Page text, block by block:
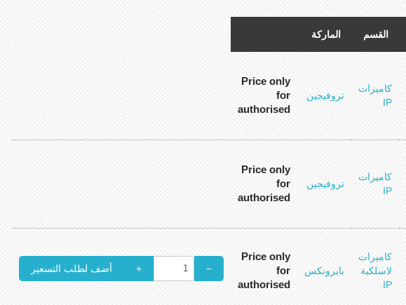
القسم الماركة
كاميرات
IP
تروفيجين
Price only
for
authorised
كاميرات
IP
تروفيجين
Price only
for
authorised
كاميرات
لاسلكية
IP
بايرونكس
Price only
for
authorised
−
+